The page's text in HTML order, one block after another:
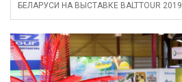
БЕЛАРУСИ НА ВЫСТАВКЕ BALTTOUR 2019